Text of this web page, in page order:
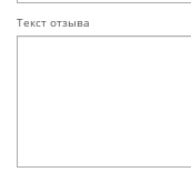
Текст отзыва